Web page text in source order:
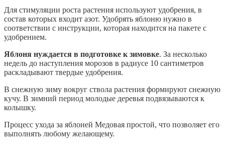
Для стимуляции роста растения используют удобрения, в
состав которых входит азот. Удобрять яблоню нужно в
соответствии с инструкции, которая находится на пакете с
удобрением.
Яблоня нуждается в подготовке к зимовке. За несколько
недель до наступления морозов в радиусе 10 сантиметров
раскладывают твердые удобрения.
В снежную зиму вокруг ствола растения формируют снежную
кучу. В зимний период молодые деревья подвязываются к
колышку.
Процесс ухода за яблоней Медовая простой, что позволяет его
выполнять любому желающему.